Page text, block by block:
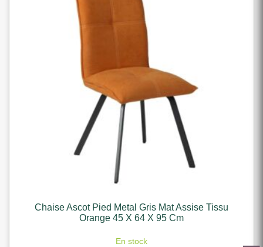
Chaise Ascot Pied Metal Gris Mat Assise Tissu
Orange 45 X 64 X 95 Cm
En stock